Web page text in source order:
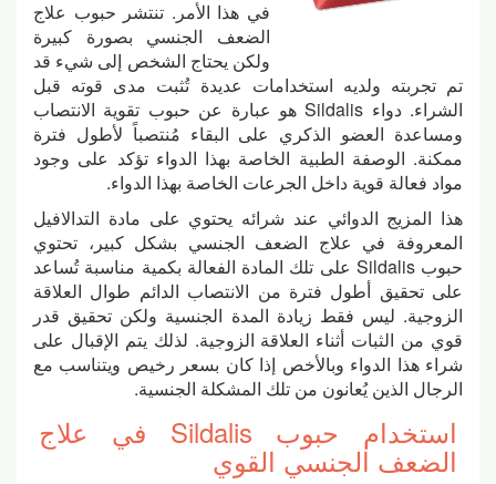
في هذا الأمر. تنتشر حبوب علاج
الضعف الجنسي بصورة كبيرة
ولكن يحتاج الشخص إلى شيء قد
تم تجربته ولديه استخدامات عديدة تُثبت مدى قوته قبل
الشراء. دواء Sildalis هو عبارة عن حبوب تقوية الانتصاب
ومساعدة العضو الذكري على البقاء مُنتصباً لأطول فترة
ممكنة. الوصفة الطبية الخاصة بهذا الدواء تؤكد على وجود
مواد فعالة قوية داخل الجرعات الخاصة بهذا الدواء.
هذا المزيج الدوائي عند شرائه يحتوي على مادة التدالافيل
المعروفة في علاج الضعف الجنسي بشكل كبير، تحتوي
حبوب Sildalis على تلك المادة الفعالة بكمية مناسبة تُساعد
على تحقيق أطول فترة من الانتصاب الدائم طوال العلاقة
الزوجية. ليس فقط زيادة المدة الجنسية ولكن تحقيق قدر
قوي من الثبات أثناء العلاقة الزوجية. لذلك يتم الإقبال على
شراء هذا الدواء وبالأخص إذا كان بسعر رخيص ويتناسب مع
الرجال الذين يُعانون من تلك المشكلة الجنسية.
استخدام حبوب Sildalis في علاج
الضعف الجنسي القوي